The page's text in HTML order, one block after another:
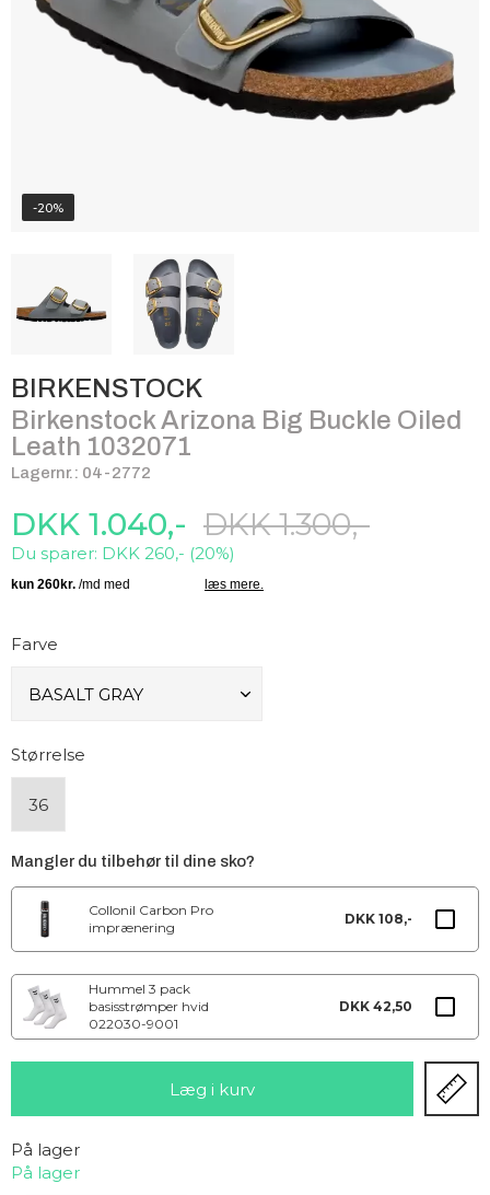
-20%
BIRKENSTOCK
Birkenstock Arizona Big Buckle Oiled
Leath 1032071
Lagernr.: 04-2772
DKK 1.300,-
Du sparer: DKK 260,- (20%)
DKK 1.040,-
Farve
Størrelse
36
Mangler du tilbehør til dine sko?
Collonil Carbon Pro
imprænering
DKK 108,-
Hummel 3 pack
basisstrømper hvid
022030-9001
DKK 42,50
På lager
På lager